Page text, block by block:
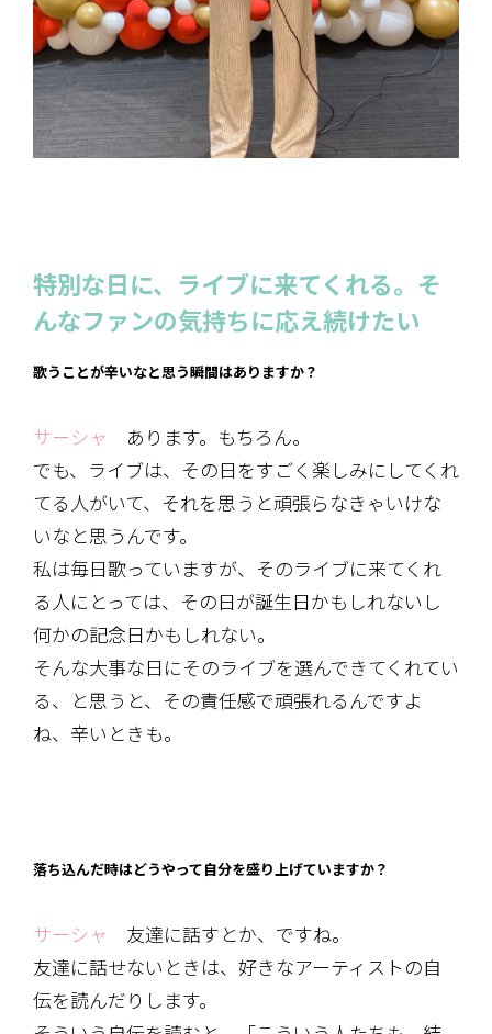
特別な日に、ライブに来てくれる。そ
んなファンの気持ちに応え続けたい
歌うことが辛いなと思う瞬間はありますか？
サーシャ あります。もちろん。
でも、ライブは、その日をすごく楽しみにしてくれ
てる人がいて、それを思うと頑張らなきゃいけな
いなと思うんです。
私は毎日歌っていますが、そのライブに来てくれ
る人にとっては、その日が誕生日かもしれないし
何かの記念日かもしれない。
そんな大事な日にそのライブを選んできてくれてい
る、と思うと、その責任感で頑張れるんですよ
ね、辛いときも。
落ち込んだ時はどうやって自分を盛り上げていますか？
サーシャ 友達に話すとか、ですね。
友達に話せないときは、好きなアーティストの自
伝を読んだりします。